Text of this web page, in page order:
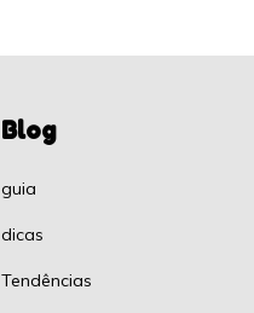
Blog
guia
dicas
Tendências